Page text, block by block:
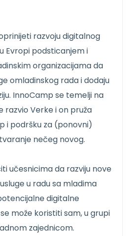
razvoju digitalnog
Evropi podsticanjem i
organizacijama da
omladinskog rada i dodaju
InnoCamp se temelji na
razvio Verke i on pruža
i podršku za (ponovni)
nečeg novog.
učesnicima da razviju nove
u radu sa mladima
digitalne
može koristiti sam, u grupi
zajednicom.